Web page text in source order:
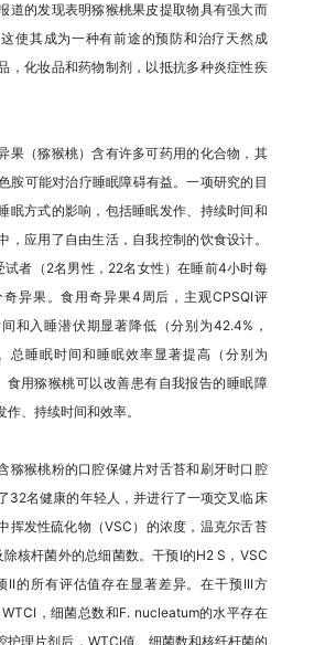
道的发现表明猕猴桃果皮提取物具有强大而
使其成为一种有前途的预防和治疗天然成
，化妆品和药物制剂，以抵抗多种炎症性疾
果（猕猴桃）含有许多可药用的化合物，其
胺可能对治疗睡眠障碍有益。一项研究的目
眠方式的影响，包括睡眠发作、持续时间和
，应用了自由生活，自我控制的饮食设计。
者（2名男性，22名女性）在睡前4小时每
异果。食用奇异果4周后，主观CPSQI评
和入睡潜伏期显著降低（分别为42.4%，
总睡眠时间和睡眠效率显著提高（分别为
食用猕猴桃可以改善患有自我报告的睡眠障
、持续时间和效率。
猕猴桃粉的口腔保健片对舌苔和刷牙时口腔
32名健康的年轻人，并进行了一项交叉临床
挥发性硫化物（VSC）的浓度，温克尔舌苔
核杆菌外的总细菌数。干预I的H2 S，VSC
II的所有评估值存在显著差异。在干预III方
，细菌总数和F. nucleatum的水平存在
护理片剂后，WTCI值、细菌数和核纤杆菌的